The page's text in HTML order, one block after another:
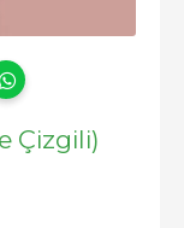
Çizgili)